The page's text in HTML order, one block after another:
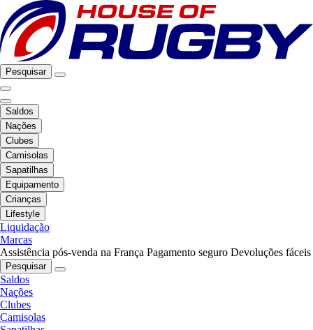
Pesquisar
Saldos
Nações
Clubes
Camisolas
Sapatilhas
Equipamento
Crianças
Lifestyle
Liquidação
Marcas
Assistência pós-venda na França Pagamento seguro Devoluções fáceis
Pesquisar
Saldos
Nações
Clubes
Camisolas